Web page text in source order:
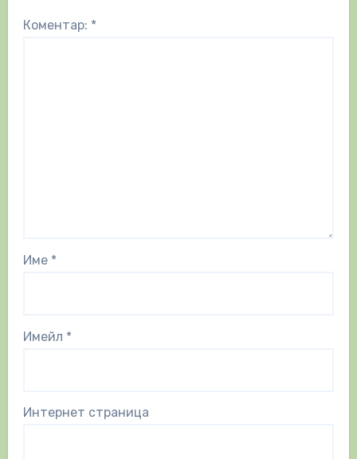
Коментар: *
Име *
Имейл *
Интернет страница